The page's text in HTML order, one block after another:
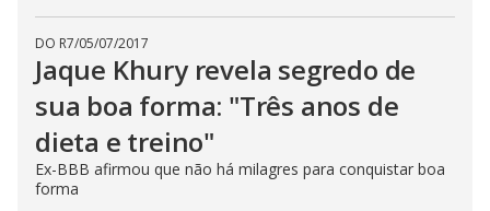
DO R7/05/07/2017
Jaque Khury revela segredo de
sua boa forma: "Três anos de
dieta e treino"
Ex-BBB afirmou que não há milagres para conquistar boa
forma